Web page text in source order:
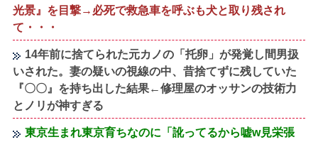
光景』を目撃→必死で救急車を呼ぶも犬と取り残され
て・・・
14年前に捨てられた元カノの「托卵」が発覚し間男扱
いされた。妻の疑いの視線の中、昔捨てずに残していた
『〇〇』を持ち出した結果←修理屋のオッサンの技術力
とノリが神すぎる
東京生まれ東京育ちなのに「訛ってるから嘘w見栄張